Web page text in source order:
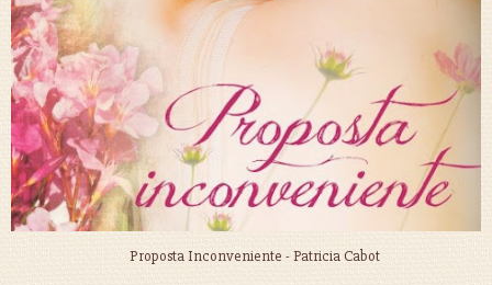
Proposta Inconveniente - Patricia Cabot